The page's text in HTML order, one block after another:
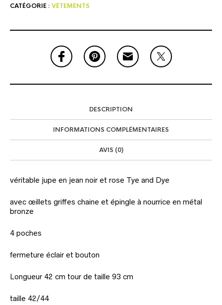
CATÉGORIE : VÊTEMENTS
DESCRIPTION
INFORMATIONS COMPLÉMENTAIRES
AVIS (0)
véritable jupe en jean noir et rose Tye and Dye
avec œillets griffes chaine et épingle à nourrice en métal
bronze
4 poches
fermeture éclair et bouton
Longueur 42 cm tour de taille 93 cm
taille 42/44